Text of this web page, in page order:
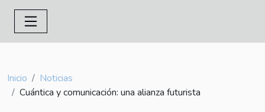
Inicio
Noticias
Cuántica y comunicación: una alianza futurista